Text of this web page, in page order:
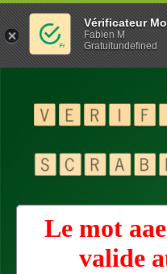
Le mot
valide
Vérificateur
Fabien M
Gratuitundefined